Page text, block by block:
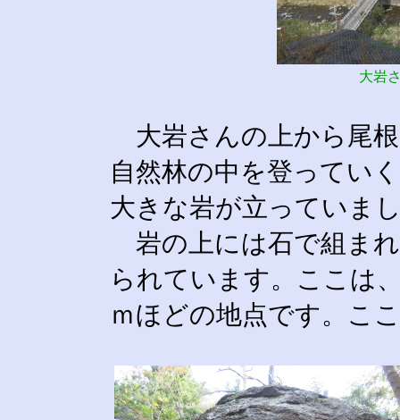
大岩
大岩さんの上から尾
自然林の中を登ってい
大きな岩が立っていま
岩の上には石で組ま
られています。ここは
ｍほどの地点です。こ